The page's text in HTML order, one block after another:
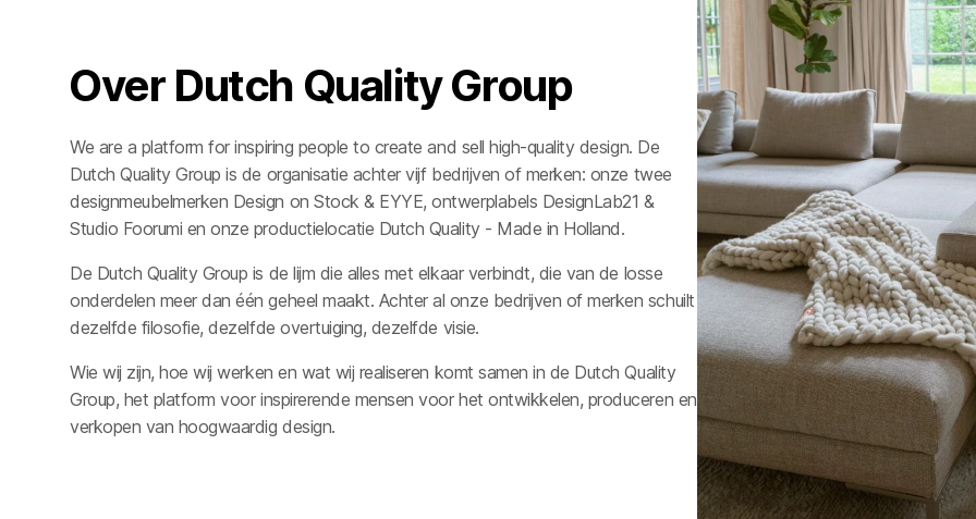
Over Dutch Quality Group
We are a platform for inspiring people to create and sell high-quality design. De
Dutch Quality Group is de organisatie achter vijf bedrijven of merken: onze twee
designmeubelmerken Design on Stock & EYYE, ontwerplabels DesignLab21 &
Studio Foorumi en onze productielocatie Dutch Quality - Made in Holland.
De Dutch Quality Group is de lijm die alles met elkaar verbindt, die van de losse
onderdelen meer dan één geheel maakt. Achter al onze bedrijven of merken schuilt
dezelfde filosofie, dezelfde overtuiging, dezelfde visie.
Wie wij zijn, hoe wij werken en wat wij realiseren komt samen in de Dutch Quality
Group, het platform voor inspirerende mensen voor het ontwikkelen, produceren en
verkopen van hoogwaardig design.